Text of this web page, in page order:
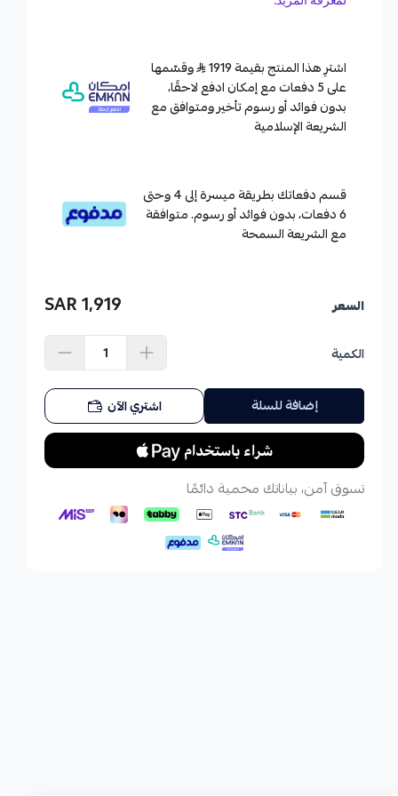
اشترِ هذا المنتج بقيمة 1919
وقسّمها
على 5 دفعات مع إمكان ادفع لاحقًا،
بدون فوائد أو رسوم تأخير ومتوافق مع
الشريعة الإسلامية
قسم دفعاتك بطريقة ميسرة إلى 4 وحتى
6 دفعات، بدون فوائد أو رسوم. متوافقة
مع الشريعة السمحة
السعر 1,919 SAR
الكمية
إضافة للسلة اشتري الآن
تسوق آمن، بياناتك محمية دائمًا